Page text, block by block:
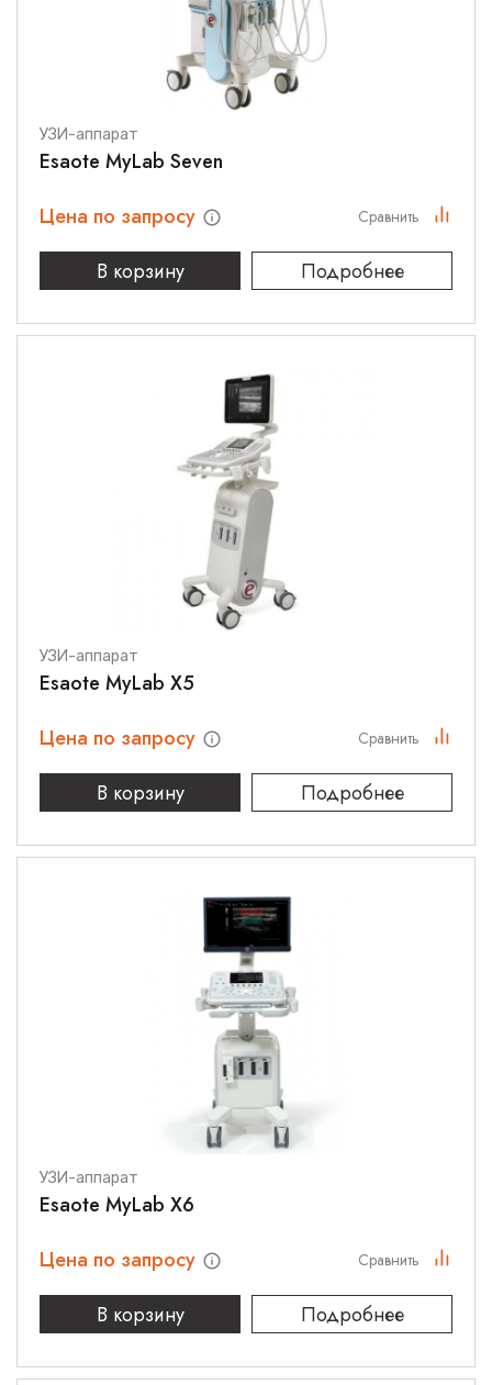
УЗИ-аппарат
Esaote MyLab Seven
Цена по запросу
В корзину
Подробнее
Сравнить
УЗИ-аппарат
Esaote MyLab X5
Цена по запросу
В корзину
Подробнее
Сравнить
УЗИ-аппарат
Esaote MyLab X6
Цена по запросу
В корзину
Подробнее
Сравнить